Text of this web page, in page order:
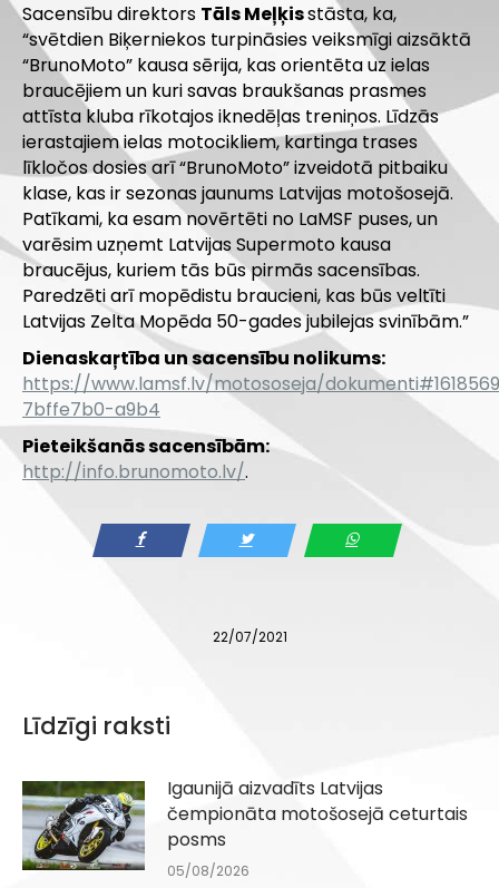
Sacensību direktors Tāls Meļķisstāsta, ka,
“svētdien Biķerniekos turpināsies veiksmīgi aizsāktā
“BrunoMoto” kausa sērija, kas orientēta uz ielas
braucējiem un kuri savas braukšanas prasmes
attīsta kluba rīkotajos iknedēļas treniņos. Līdzās
ierastajiem ielas motocikliem, kartinga trases
līkločos dosies arī “BrunoMoto” izveidotā pitbaiku
klase, kas ir sezonas jaunums Latvijas motošosejā.
Patīkami, ka esam novērtēti no LaMSF puses, un
varēsim uzņemt Latvijas Supermoto kausa
braucējus, kuriem tās būs pirmās sacensības.
Paredzēti arī mopēdistu braucieni, kas būs veltīti
Latvijas Zelta Mopēda 50-gades jubilejas svinībām.”
Dienaskaŗtība un sacensību nolikums:
https://www.lamsf.lv/motososeja/
7bffe7b0-a9b4
Pieteikšanās sacensībām:
http://info.brunomoto.lv/.
22/07/2021
Līdzīgi raksti
Igaunijā aizvadīts Latvijas
čempionāta motošosejā ceturtais
posms
05/08/2026